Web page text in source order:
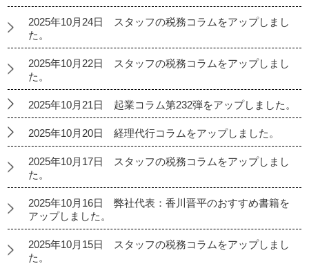
2025年10月24日 スタッフの税務コラムをアップしまし
た。
2025年10月22日 スタッフの税務コラムをアップしまし
た。
2025年10月21日 起業コラム第232弾をアップしました。
2025年10月20日 経理代行コラムをアップしました。
2025年10月17日 スタッフの税務コラムをアップしまし
た。
2025年10月16日 弊社代表：香川晋平のおすすめ書籍を
アップしました。
2025年10月15日 スタッフの税務コラムをアップしまし
た。